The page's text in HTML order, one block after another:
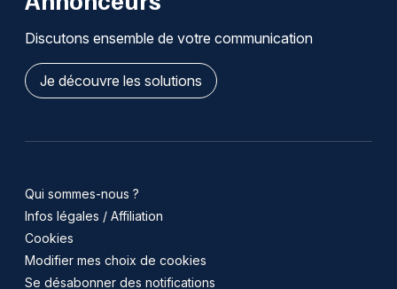
Discutons ensemble de votre communication
Je découvre les solutions
Qui sommes-nous ?
Infos légales / Affiliation
Cookies
Modifier mes choix de cookies
Se désabonner des notifications